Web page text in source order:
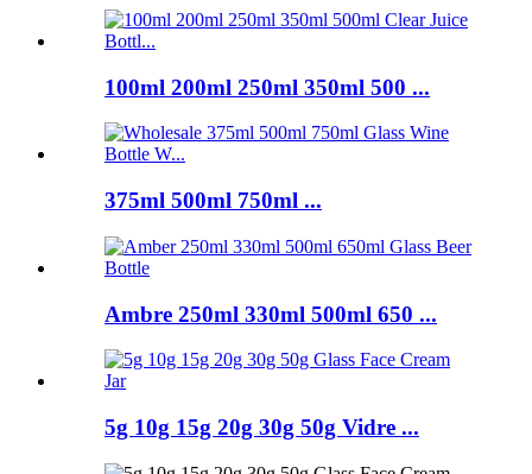
100ml 200ml 250ml 350ml 500 ...
375ml 500ml 750ml ...
Ambre 250ml 330ml 500ml 650 ...
5g 10g 15g 20g 30g 50g Vidre ...